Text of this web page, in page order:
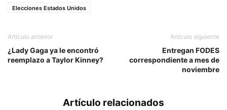
Elecciones Estados Unidos
Artículo anterior
¿Lady Gaga ya le encontró
reemplazo a Taylor Kinney?
Artículo siguiente
Entregan FODES
correspondiente a mes de
noviembre
Artículo relacionados